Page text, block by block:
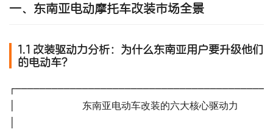
一、东南亚电动摩托车改装市场全景
1.1 改装驱动力分析：为什么东南亚用户要升级他们
的电动车？
│           东南亚电动车改装的六大核心驱